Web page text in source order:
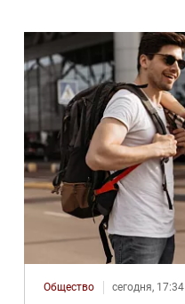
Общество сегодня, 17:34